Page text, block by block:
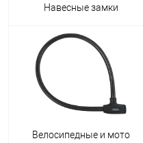
Навесные замки
Велосипедные и мото